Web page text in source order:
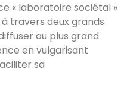
« laboratoire sociétal »
travers deux grands
au plus grand
en vulgarisant
sa